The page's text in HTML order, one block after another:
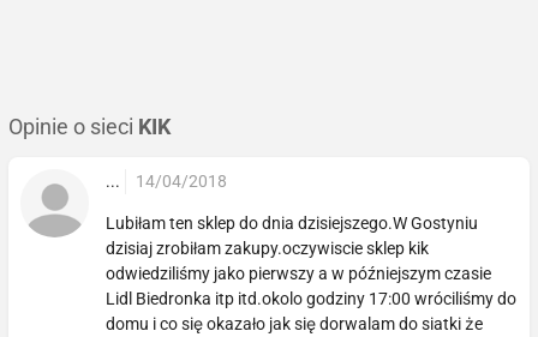
Opinie o sieci KIK
... 14/04/2018
Lubiłam ten sklep do dnia dzisiejszego.W Gostyniu
dzisiaj zrobiłam zakupy.oczywiscie sklep kik
odwiedziliśmy jako pierwszy a w późniejszym czasie
Lidl Biedronka itp itd.okolo godziny 17:00 wróciliśmy do
domu i co się okazało jak się dorwalam do siatki że